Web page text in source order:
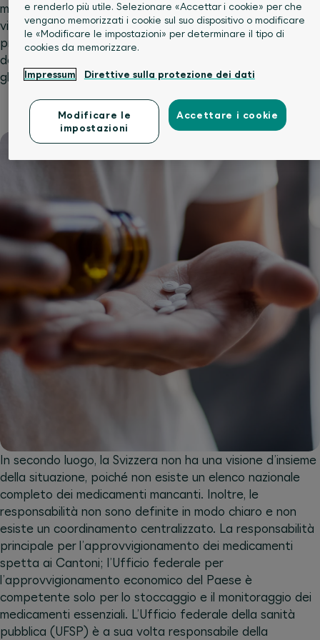
medicamenti e principi attivi destinati al vasto pubblico
viene esternalizzata in Asia o in Sud America. Eventuali
problemi nelle catene di approvvigionamento, l’arresto
della produzione o l’aumento di domanda sul mercato
globale causano carenze in Svizzera.
In secondo luogo, la Svizzera non ha una visione d’insieme
della situazione, poiché non esiste un elenco nazionale
completo dei medicamenti mancanti. Inoltre, le
responsabilità non sono definite in modo chiaro e non
esiste un coordinamento centralizzato. La responsabilità
principale per l’approvvigionamento dei medicamenti
spetta ai Cantoni; l’Ufficio federale per
l’approvvigionamento economico del Paese è
competente solo per lo stoccaggio e il monitoraggio dei
medicamenti essenziali. L’Ufficio federale della sanità
pubblica (UFSP) è a sua volta responsabile della
e renderlo più utile. Selezionare «Accettar i cookie» per che
vengano memorizzati i cookie sul suo dispositivo o modificare
le «Modificare le impostazioni» per determinare il tipo di
cookies da memorizzare.
Impressum Direttive sulla protezione dei dati
Modificare le
impostazioni
Accettare i cookie